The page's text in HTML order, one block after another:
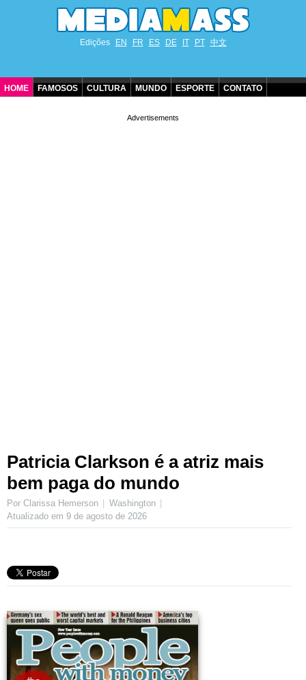
Edições EN FR ES DE IT PT 中文
HOME FAMOSOS CULTURA MUNDO ESPORTE CONTATO
Patricia Clarkson é a atriz mais
bem paga do mundo
Por Clarissa Hemerson
Washington
Atualizado em 9 de agosto de 2026